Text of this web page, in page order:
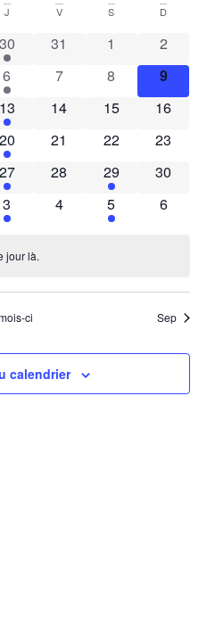
vues
J V S D
1 évènement
30 0 évènements
31 0 évènements
1 0
2
1 évènement
6 0 évènements
7 0 évènements
8 0
9
1 évènement
13 0 évènements
14 0 évènements
15 0
16
1 évènement
20 0 évènements
21 0 évènements
22 0
23
1 évènement
27 0 évènements
28 1 évènement
29 0
30
1 évènement
3 0 évènements
4 1 évènement
5 0
6
jour là.
ci Sep
calendrier